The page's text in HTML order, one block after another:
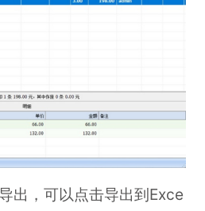
，可以点击导出到Exce